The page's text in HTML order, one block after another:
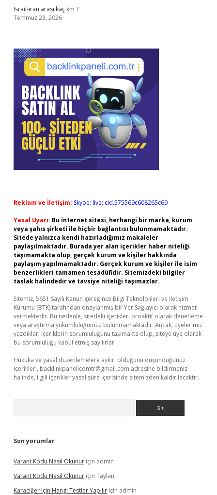
Israıl-ıran arası kaç km ?
Temmuz 23, 2026
Reklam ve İletişim: Skype: live:.cid.575569c608265c69
Yasal Uyarı: Bu internet sitesi, herhangi bir marka, kurum
veya şahıs şirketi ile hiçbir bağlantısı bulunmamaktadır.
Sitede yalnızca kendi hazırladığımız makaleler
paylaşılmaktadır. Burada yer alan içerikler haber niteliği
taşımamakta olup, gerçek kurum ve kişiler hakkında
paylaşım yapılmamaktadır. Gerçek kurum ve kişiler ile isim
benzerlikleri tamamen tesadüfidir. Sitemizdeki bilgiler
taslak halindedir ve tavsiye niteliği taşımazlar.
Sitemiz, 5651 Sayılı Kanun gereğince Bilgi Teknolojileri ve İletişim
Kurumu (BTK) tarafından onaylanmış bir Yer Sağlayıcı olarak hizmet
vermektedir. Bu nedenle, sitedeki içerikleri proaktif olarak denetleme
veya araştırma yükümlülüğümüz bulunmamaktadır. Ancak, üyelerimiz
yazdıkları içeriklerin sorumluluğunu taşımakta olup, siteye üye olarak
bu sorumluluğu kabul etmiş sayılırlar.
Hukuka ve yasal düzenlemelere aykırı olduğunu düşündüğünüz
içerikleri, backlinkpanelicomtr@gmail.com adresine bildirmeniz
halinde, ilgili içerikler yasal süre içerisinde sitemizden kaldırılacaktır.
Son yorumlar
Varant Kodu Nasıl Okunur için admin
Varant Kodu Nasıl Okunur için Taylan
Karaciğer Için Hangi Testler Yapılır için admin